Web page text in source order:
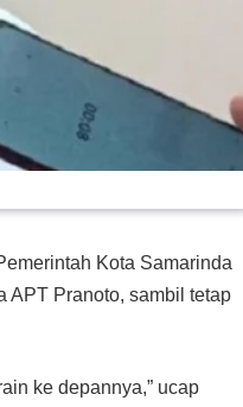
Kota Samarinda
APT Pranoto, sambil tetap
ke depannya,” ucap